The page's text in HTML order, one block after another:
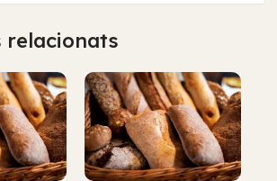
relacionats